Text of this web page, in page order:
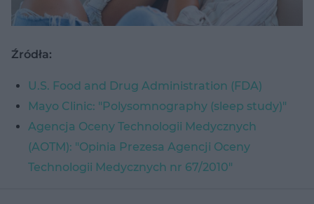
Źródła:
U.S. Food and Drug Administration (FDA)
Mayo Clinic: "Polysomnography (sleep study)"
Agencja Oceny Technologii Medycznych
(AOTM): "Opinia Prezesa Agencji Oceny
Technologii Medycznych nr 67/2010"